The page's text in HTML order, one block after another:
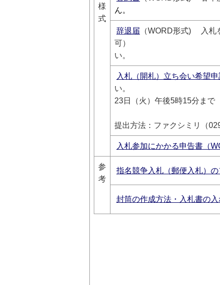
様
式
ん。
辞退届 （WORD形式) 入札
可） 辞退する
い。
入札（開札）立ち会い希望
い。
23日（火）午後5時15
提出方法：ファクシミリ（
入札参加にかかる申告書（
参
考
指名競争入札（郵便入札）
封筒の作成方法・入札書の